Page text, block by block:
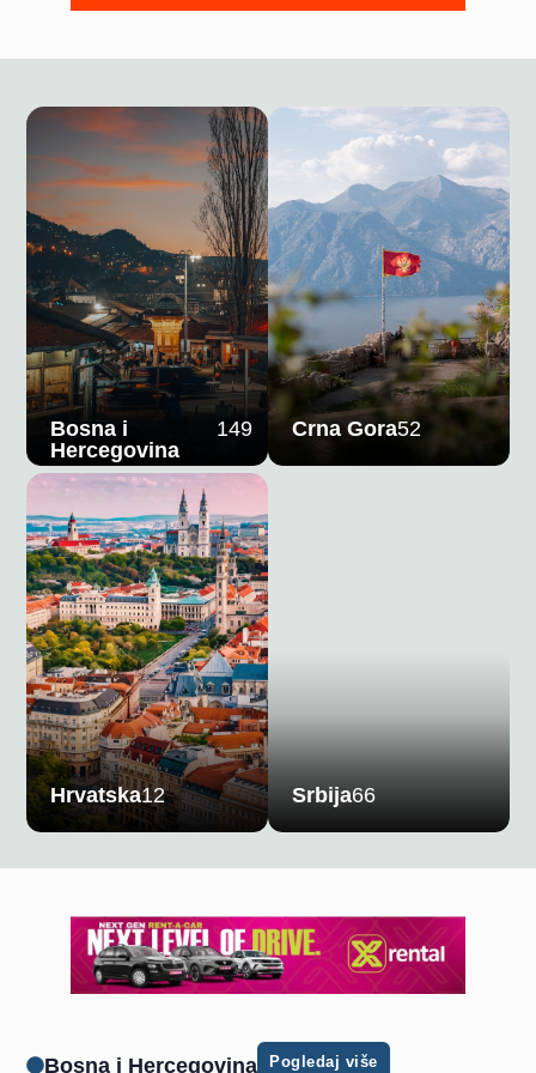
Bosna i
Hercegovina
149 Crna Gora52
Hrvatska12 Srbija66
Bosna i Hercegovina Pogledaj više